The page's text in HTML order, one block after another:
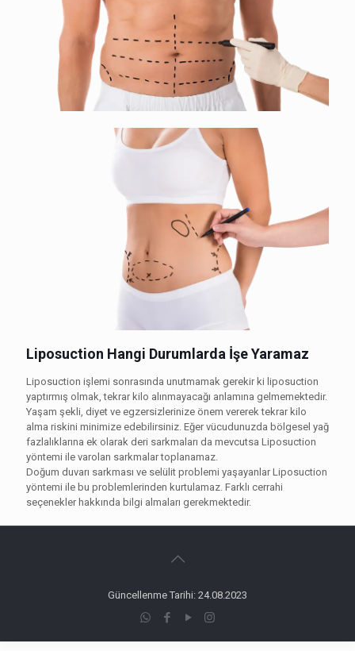
Liposuction Hangi Durumlarda İşe Yaramaz
Liposuction işlemi sonrasında unutmamak gerekir ki liposuction
yaptırmış olmak, tekrar kilo alınmayacağı anlamına gelmemektedir.
Yaşam şekli, diyet ve egzersizlerinize önem vererek tekrar kilo
alma riskini minimize edebilirsiniz. Eğer vücudunuzda bölgesel yağ
fazlalıklarına ek olarak deri sarkmaları da mevcutsa Liposuction
yöntemi ile varolan sarkmalar toplanamaz.
Doğum duvarı sarkması ve selülit problemi yaşayanlar Liposuction
yöntemi ile bu problemlerinden kurtulamaz. Farklı cerrahi
seçenekler hakkında bilgi almaları gerekmektedir.
Güncellenme Tarihi: 24.08.2023